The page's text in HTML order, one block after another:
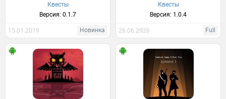
Квесты
Версия: 0.1.7
15.01.2019 Новинка
Квесты
Версия: 1.0.4
26.06.2026 Full